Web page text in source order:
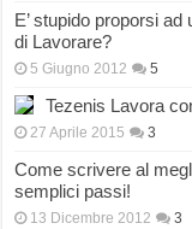
E’ stupido proporsi
di Lavorare?
5 Giugno 2012 5
Tezenis Lavora
27 Aprile 2015 3
Come scrivere al
semplici passi!
13 Dicembre 2012 3